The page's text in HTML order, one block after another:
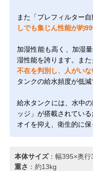
また「プレフィルター
しでも集じん性能が約
加湿性能も高く、加湿
湿性能を誇ります。また
不在を判別し、人がい
タンクの給水頻度が低減
給水タンクには、水中
ッジ」が搭載されてい
オイを抑え、衛生的に保
本体サイズ：幅395×奥
重さ ：約13kg